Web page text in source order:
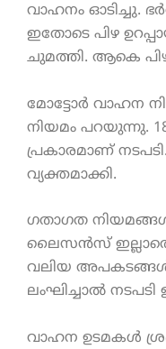
വാഹനം ഓടിച്ചു.
ഇതോടെ പിഴ
ചുമത്തി. ആകെ പിഴ
മോട്ടോർ വാഹന
നിയമം പറയുന്നു.
പ്രകാരമാണ്
വ്യക്തമാക്കി.
ഗതാഗത
ലൈസൻസ്
വലിയ
ലംഘിച്ചാൽ നടപടി
വാഹന ഉടമകൾ